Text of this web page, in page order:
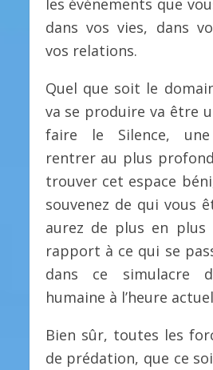
dans vos vies, dans
vos relations.
Quel que soit le
va se produire va être
faire le Silence,
rentrer au plus
trouver cet espace
souvenez de qui vous
aurez de plus en plus
rapport à ce qui se
dans ce simulacre
humaine à l’heure
Bien sûr, toutes les
de prédation, que ce